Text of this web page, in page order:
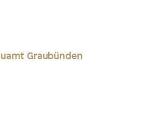
Graubünden